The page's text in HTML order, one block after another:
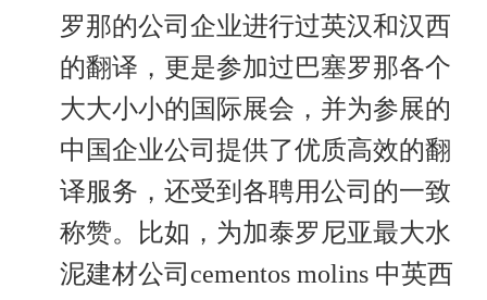
罗那的公司企业进行过英汉和汉西
的翻译，更是参加过巴塞罗那各个
大大小小的国际展会，并为参展的
中国企业公司提供了优质高效的翻
译服务，还受到各聘用公司的一致
称赞。比如，为加泰罗尼亚最大水
泥建材公司cementos molins 中英西